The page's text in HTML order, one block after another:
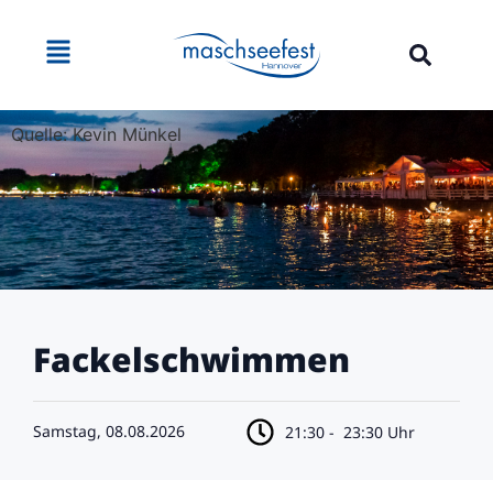
Quelle: Kevin Münkel
Fackelschwimmen
Samstag, 08.08.2026 21:30 - 23:30 Uhr